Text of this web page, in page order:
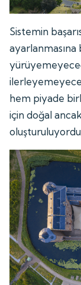
Sistemin
ayarlanmasına
hem piyade
için doğal